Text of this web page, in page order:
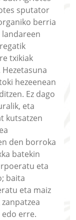
sputator
berria
txikiak
hezeenean
Ez dago
eta
kutsatzen
den borroka
batekin
eta
baita
eta maiz
erre.